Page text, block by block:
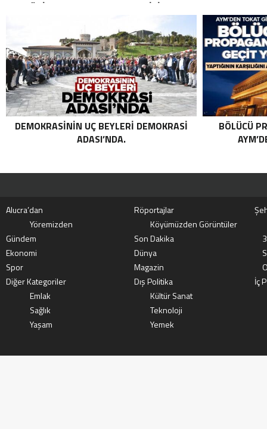
TERÖRIST NAZLI TAŞPINAR ETKISIZ HALE
ORTAK OPERASYON! KIRMIZI
KATEGORIDEKI TERÖRIST NAZLI
TAŞPINAR ETKISIZ HALE GETIRILDI .
DEMOKRASININ UÇ BEYLERI DEMOKRASI
ADASI’NDA.
BÖLÜCÜ
Alucra’dan Röportajlar
Yöremizden
Köyümüzden Görüntüler
Gündem
Son Dakika
Ekonomi
Dünya
Spor
Magazin
Diğer Kategoriler
Dış Politika
İç
Emlak
Kültür Sanat
Sağlık
Teknoloji
Yaşam
Yemek